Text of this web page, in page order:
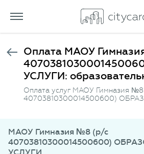
Оплата МАОУ
УСЛУГИ:
Оплата услуг МАОУ Гимназия
40703810300014500600)
МАОУ Гимназия №8 (р/с
40703810300014500600)